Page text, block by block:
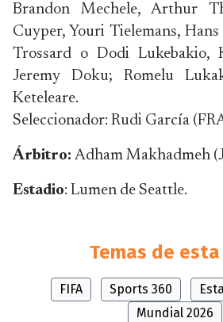
Brandon Mechele, Arthur
Cuyper, Youri Tielemans,
Trossard o Dodi Lukebakio,
Jeremy Doku; Romelu
Keteleare.
Seleccionador: Rudi García
Árbitro: Adham Makhadmeh
Estadio: Lumen de Seattle.
Temas de
FIFA Sports 360
Mundial 2026